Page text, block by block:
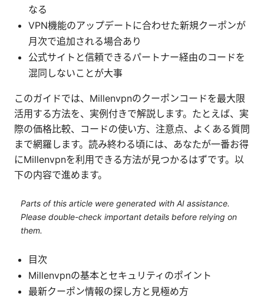
なる
VPN機能のアップデートに合わせた新規クーポンが
月次で追加される場合あり
公式サイトと信頼できるパートナー経由のコードを
混同しないことが大事
このガイドでは、Millenvpnのクーポンコードを最大限
活用する方法を、実例付きで解説します。たとえば、実
際の価格比較、コードの使い方、注意点、よくある質問
まで網羅します。読み終わる頃には、あなたが一番お得
にMillenvpnを利用できる方法が見つかるはずです。以
下の内容で進めます。
Parts of this article were generated with AI assistance.
Please double-check important details before relying on
them.
目次
Millenvpnの基本とセキュリティのポイント
最新クーポン情報の探し方と見極め方